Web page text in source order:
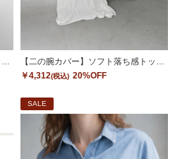
【二の腕カバー】ソフト落ち感トップス
【二の腕カバー】ソフト落ち感トップス
￥4,312(税込) 20%OFF
SALE